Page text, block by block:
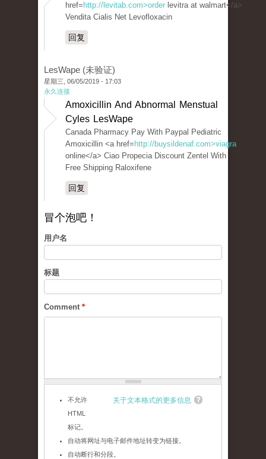
href= http://levitab.com>order levitra at walmart</a>
Vendita Cialis Net Levofloxacin
回复
LesWape (未验证)
星期三, 06/05/2019 - 17:03
永久连接
Amoxicillin And Abnormal Menstual
Cyles LesWape
Canada Pharmacy Pay With Paypal Pediatric
Amoxicillin <a href= http://buysildenaf.com>viagra
online</a> Ciao Propecia Discount Zentel With
Free Shipping Raloxifene
回复
冒个泡吧！
用户名
标题
Comment *
关于文本格式的更多信息
不允许
HTML
标记。
自动将网址与电子邮件地址转变为链接。
自动断行和分段。